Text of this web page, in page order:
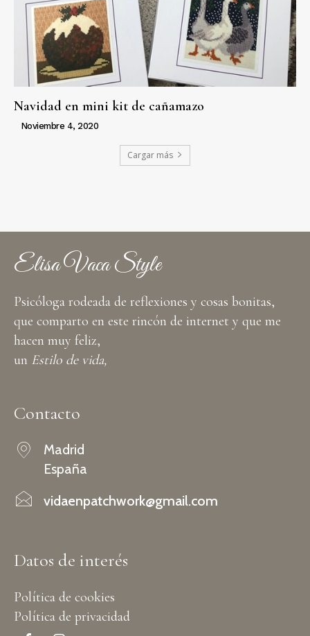
Navidad en mini kit de cañamazo
Noviembre 4, 2020
Cargar más
Elisa Vaca Style
Psicóloga rodeada de reflexiones y cosas bonitas,
que comparto en este rincón de internet y que me
hacen muy feliz,
un Estilo de vida,
Contacto
Madrid
España
vidaenpatchwork@gmail.com
Datos de interés
Política de cookies
Política de privacidad